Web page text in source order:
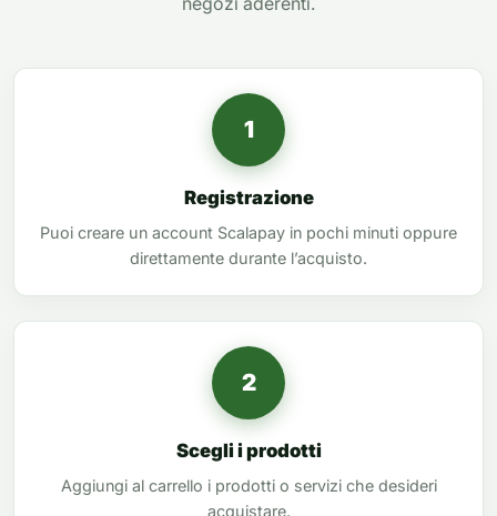
1
Registrazione
Puoi creare un account Scalapay in pochi minuti oppure
direttamente durante l’acquisto.
2
Scegli i prodotti
Aggiungi al carrello i prodotti o servizi che desideri
acquistare.